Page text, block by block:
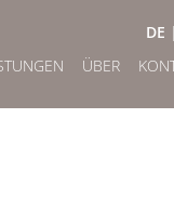
DE |
ÜBER